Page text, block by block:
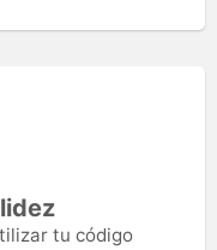
tu código